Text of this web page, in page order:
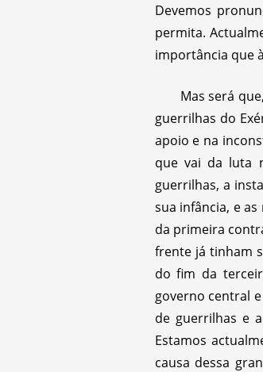
Devemos
permita.
importância que
Mas será
guerrilhas do
apoio e na
que vai da luta
guerrilhas, a
sua infância, e
da primeira
frente já tinham
do fim da
governo central
de guerrilhas e
Estamos
causa dessa